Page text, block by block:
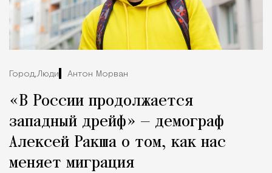
Город,Люди Антон Морван
«В России продолжается
западный дрейф» — демограф
Алексей Ракша о том, как нас
меняет миграция